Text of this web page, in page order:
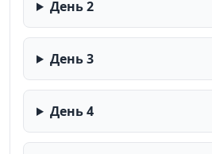
День 2
День 3
День 4